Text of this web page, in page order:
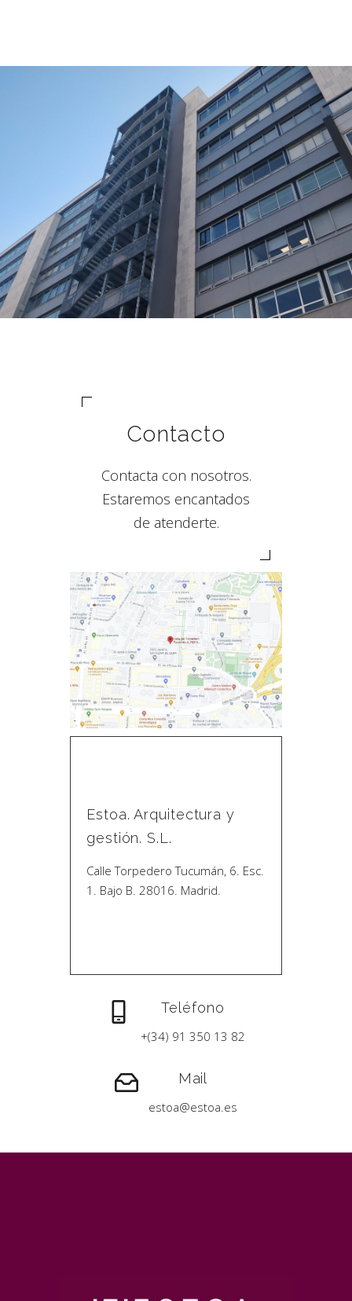
Contacto
Contacta con nosotros.
Estaremos encantados
de atenderte.
Estoa. Arquitectura y
gestión. S.L.
Calle Torpedero Tucumán, 6. Esc.
1. Bajo B. 28016. Madrid.
Teléfono
+(34) 91 350 13 82
Mail
estoa@estoa.es